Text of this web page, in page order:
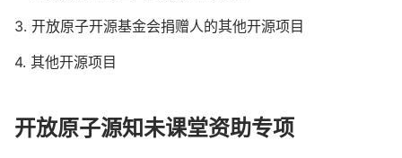
3. 开放原子开源基金会捐赠人的其他开源项目
4. 其他开源项目
开放原子源知未课堂资助专项